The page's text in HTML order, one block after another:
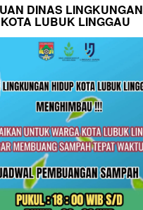
DINAS LINGKUNGAN
LUBUK LINGGAU